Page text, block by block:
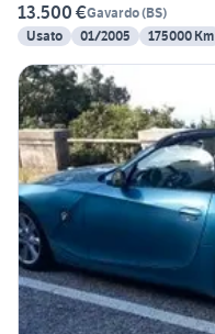
13.500 €Gavardo(BS)
Usato
01/2005 175000 Km